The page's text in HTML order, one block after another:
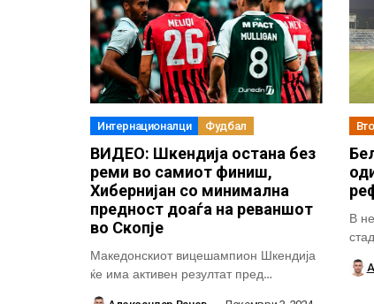
Интернационалци Фудбал
ВИДЕО: Шкендија остана без
реми во самиот финиш,
Хибернијан со минимална
предност доаѓа на реваншот
во Скопје
Македонскиот вицешампион Шкендија
ќе има активен резултат пред
В